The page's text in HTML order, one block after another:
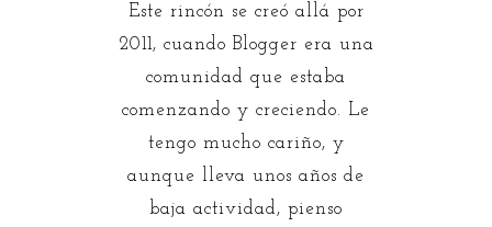
Este rincón se creó allá por
2011, cuando Blogger era una
comunidad que estaba
comenzando y creciendo. Le
tengo mucho cariño, y
aunque lleva unos años de
baja actividad, pienso